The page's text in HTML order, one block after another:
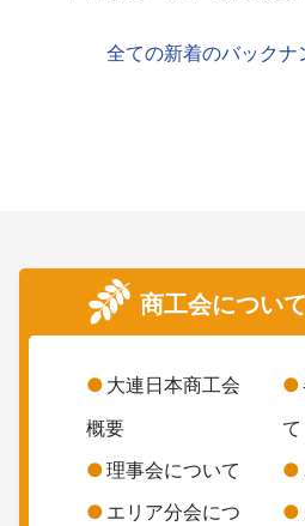
全ての新着のバックナ
商工会につい
大連日本商工会
概要
て
理事会について
エリア分会につ